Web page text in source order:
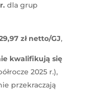
dla grup
zł netto/GJ,
kwalifikują się
2025 r.),
przekraczają